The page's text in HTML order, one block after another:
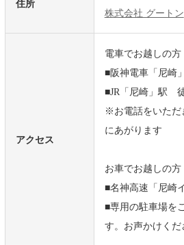
住所
株式会社 グートン
アクセス
電車でお越しの方
■阪神電車「尼崎
■JR「尼崎」駅
※お電話をいただ
にあがります
お車でお越しの方
■名神高速「尼崎
■専用の駐車場を
す。お声かけくだ